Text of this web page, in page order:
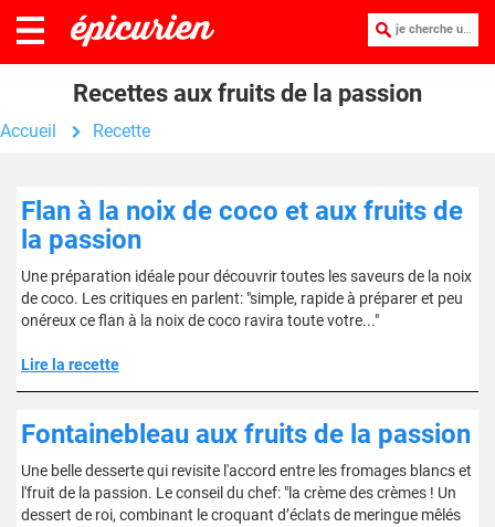
je cherche une recette :
Recettes aux fruits de la passion
Accueil Recette
Flan à la noix de coco et aux fruits de
la passion
Une préparation idéale pour découvrir toutes les saveurs de la noix
de coco. Les critiques en parlent: "simple, rapide à préparer et peu
onéreux ce flan à la noix de coco ravira toute votre..."
Lire la recette
Fontainebleau aux fruits de la passion
Une belle desserte qui revisite l'accord entre les fromages blancs et
l'fruit de la passion. Le conseil du chef: "la crème des crèmes ! Un
dessert de roi, combinant le croquant d’éclats de meringue mêlés